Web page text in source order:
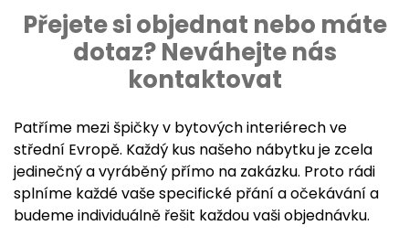
Přejete si objednat nebo máte
dotaz? Neváhejte nás
kontaktovat
Patříme mezi špičky v bytových interiérech ve
střední Evropě. Každý kus našeho nábytku je zcela
jedinečný a vyráběný přímo na zakázku. Proto rádi
splníme každé vaše specifické přání a očekávání a
budeme individuálně řešit každou vaši objednávku.